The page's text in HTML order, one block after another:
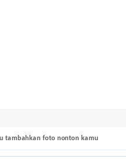
tambahkan foto nonton kamu